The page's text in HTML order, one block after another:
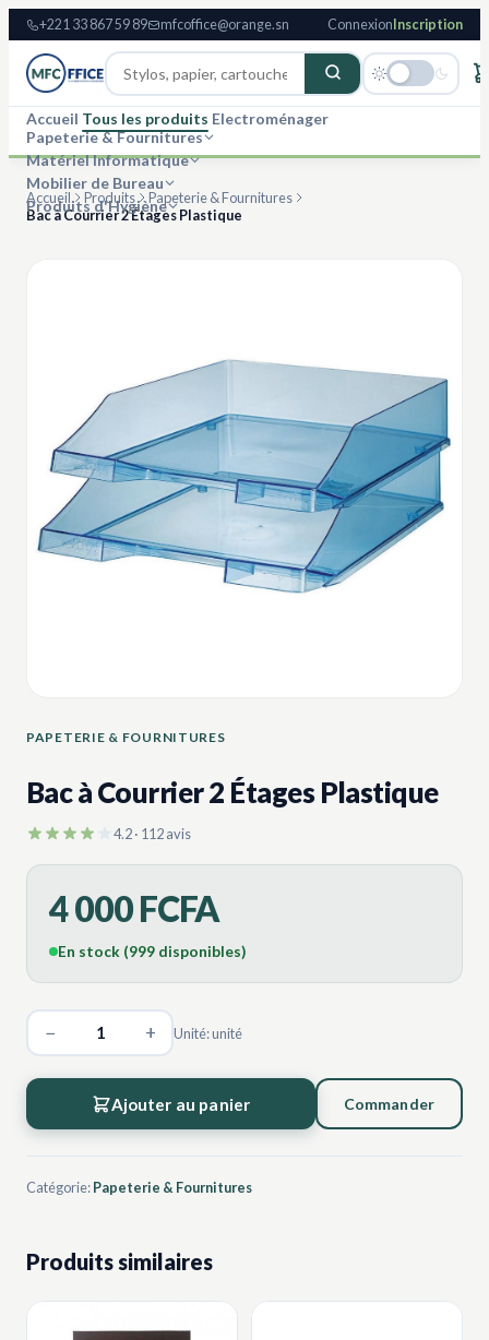
+221 33 867 59 89 mfcoffice@orange.sn Connexion Inscription
Accueil Tous les produits Electroménager
Papeterie & Fournitures
Matériel Informatique
Mobilier de Bureau
Produits d'Hygiène
Accueil Produits
Papeterie & Fournitures
Bac à Courrier 2 Étages Plastique
PAPETERIE & FOURNITURES
Bac à Courrier 2 Étages Plastique
4.2 · 112 avis
4 000 FCFA
En stock (999 disponibles)
− + Unité: unité
Ajouter au panier Commander
Catégorie:Papeterie & Fournitures
Produits similaires